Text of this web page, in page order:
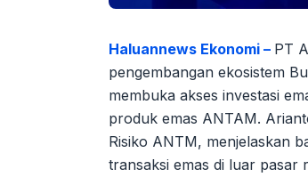
Haluannews Ekonomi – PT
pengembangan ekosistem
membuka akses investasi
produk emas ANTAM.
Risiko ANTM, menjelaskan
transaksi emas di luar pasar